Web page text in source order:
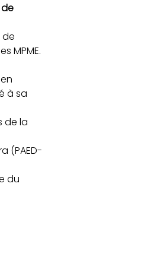
de
de
MPME.
à sa
de la
(PAED-
du